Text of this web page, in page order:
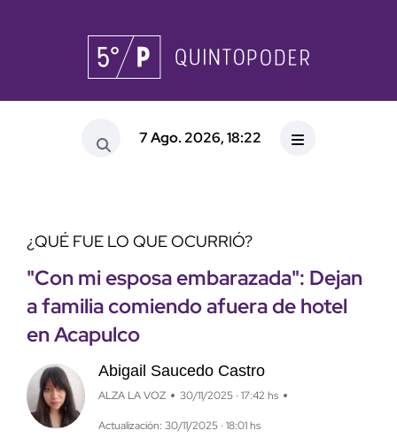
7 Ago. 2026, 18:22
¿QUÉ FUE LO QUE OCURRIÓ?
"Con mi esposa embarazada": Dejan
a familia comiendo afuera de hotel
en Acapulco
Abigail Saucedo Castro
ALZA LA VOZ 30/11/2025 · 17:42 hs
Actualización: 30/11/2025 · 18:01 hs